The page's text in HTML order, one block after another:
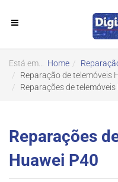
Está em... Home
Reparação de telemóveis
Reparações de
Reparações
Huawei P40